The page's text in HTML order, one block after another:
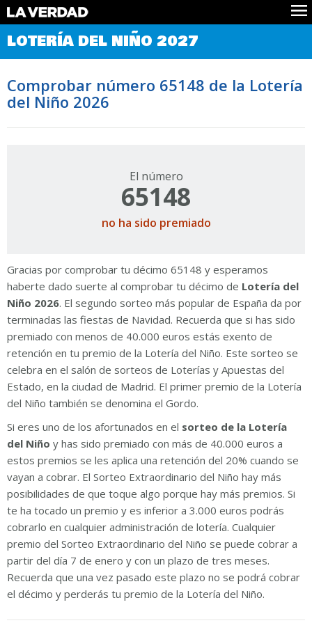
Comprobar Loteria del Niño
Premios
Noticias
Datos
Historia
LOTERÍA DEL NIÑO 2027
Comprobar número 65148 de la Lotería
del Niño 2026
El número
65148
no ha sido premiado
Gracias por comprobar tu décimo 65148 y esperamos
haberte dado suerte al comprobar tu décimo de Lotería del
Niño 2026. El segundo sorteo más popular de España da por
terminadas las fiestas de Navidad. Recuerda que si has sido
premiado con menos de 40.000 euros estás exento de
retención en tu premio de la Lotería del Niño. Este sorteo se
celebra en el salón de sorteos de Loterías y Apuestas del
Estado, en la ciudad de Madrid. El primer premio de la Lotería
del Niño también se denomina el Gordo.
Si eres uno de los afortunados en el sorteo de la Lotería
del Niño y has sido premiado con más de 40.000 euros a
estos premios se les aplica una retención del 20% cuando se
vayan a cobrar. El Sorteo Extraordinario del Niño hay más
posibilidades de que toque algo porque hay más premios. Si
te ha tocado un premio y es inferior a 3.000 euros podrás
cobrarlo en cualquier administración de lotería. Cualquier
premio del Sorteo Extraordinario del Niño se puede cobrar a
partir del día 7 de enero y con un plazo de tres meses.
Recuerda que una vez pasado este plazo no se podrá cobrar
el décimo y perderás tu premio de la Lotería del Niño.